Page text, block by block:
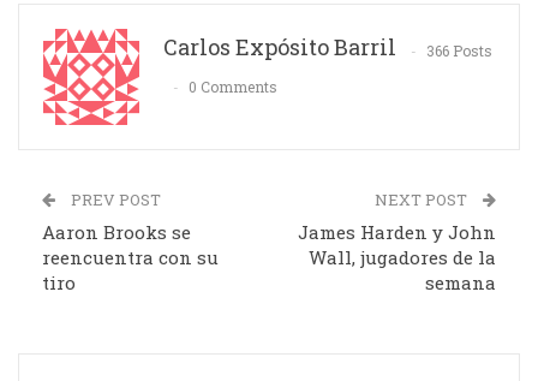
Carlos Expósito Barril
366 Posts
0 Comments
PREV POST
Aaron Brooks se
reencuentra con su
tiro
NEXT POST
James Harden y John
Wall, jugadores de la
semana